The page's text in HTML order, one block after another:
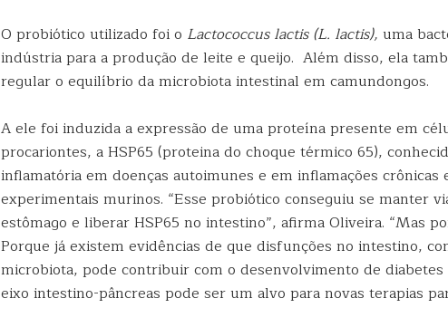
O probiótico utilizado foi o Lactococcus lactis (L. lactis), uma
indústria para a produção de leite e queijo. Além disso, ela
regular o equilíbrio da microbiota intestinal em camundongos.
A ele foi induzida a expressão de uma proteína presente em
procariontes, a HSP65 (proteina do choque térmico 65),
inflamatória em doenças autoimunes e em inflamações crônicas
experimentais murinos. “Esse probiótico conseguiu se manter
estômago e liberar HSP65 no intestino”, afirma Oliveira. “Mas
Porque já existem evidências de que disfunções no intestino,
microbiota, pode contribuir com o desenvolvimento de
eixo intestino-pâncreas pode ser um alvo para novas terapias